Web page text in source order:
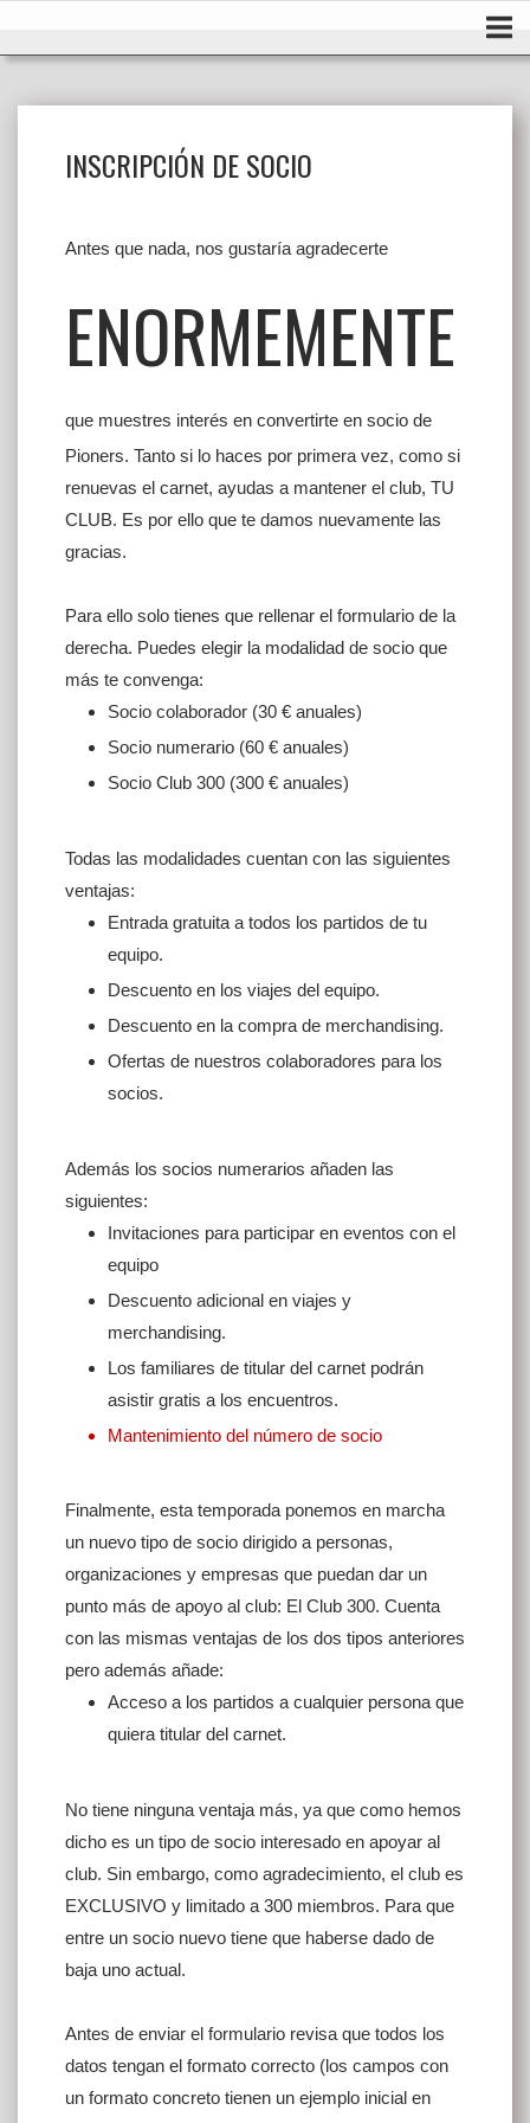
INSCRIPCIÓN DE SOCIO
Antes que nada, nos gustaría agradecerte
ENORMEMENTE
que muestres interés en convertirte en socio de
Pioners. Tanto si lo haces por primera vez, como si
renuevas el carnet, ayudas a mantener el club, TU
CLUB. Es por ello que te damos nuevamente las
gracias.
Para ello solo tienes que rellenar el formulario de la
derecha. Puedes elegir la modalidad de socio que
más te convenga:
Socio colaborador (30 € anuales)
Socio numerario (60 € anuales)
Socio Club 300 (300 € anuales)
Todas las modalidades cuentan con las siguientes
ventajas:
Entrada gratuita a todos los partidos de tu
equipo.
Descuento en los viajes del equipo.
Descuento en la compra de merchandising.
Ofertas de nuestros colaboradores para los
socios.
Además los socios numerarios añaden las
siguientes:
Invitaciones para participar en eventos con el
equipo
Descuento adicional en viajes y
merchandising.
Los familiares de titular del carnet podrán
asistir gratis a los encuentros.
Mantenimiento del número de socio
Finalmente, esta temporada ponemos en marcha
un nuevo tipo de socio dirigido a personas,
organizaciones y empresas que puedan dar un
punto más de apoyo al club: El Club 300. Cuenta
con las mismas ventajas de los dos tipos anteriores
pero además añade:
Acceso a los partidos a cualquier persona que
quiera titular del carnet.
No tiene ninguna ventaja más, ya que como hemos
dicho es un tipo de socio interesado en apoyar al
club. Sin embargo, como agradecimiento, el club es
EXCLUSIVO y limitado a 300 miembros. Para que
entre un socio nuevo tiene que haberse dado de
baja uno actual.
Antes de enviar el formulario revisa que todos los
datos tengan el formato correcto (los campos con
un formato concreto tienen un ejemplo inicial en